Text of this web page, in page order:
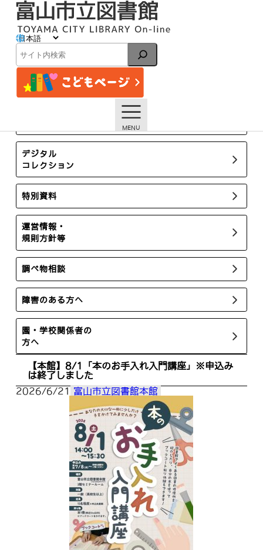
検
索
イベント
トップページ
イベント一覧
【本館】8/1「本のお手入れ入門講座」※申込みは終了しま
した
デジタル
コレクション
特別資料
運営情報・
規則方針等
調べ物相談
障害のある方へ
園・学校関係者の
方へ
【本館】8/1「本のお手入れ入門講座」※申込み
は終了しました
2026/6/21
富山市立図書館本館